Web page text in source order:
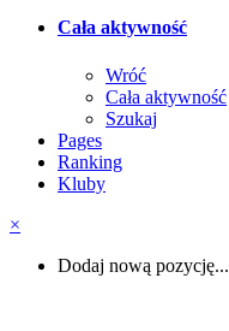
Cała aktywność
Wróć
Cała aktywność
Szukaj
Pages
Ranking
Kluby
×
Dodaj nową pozycję...